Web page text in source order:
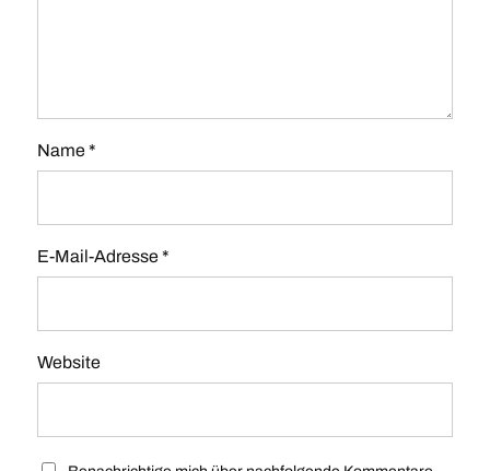
Name*
E-Mail-Adresse*
Website